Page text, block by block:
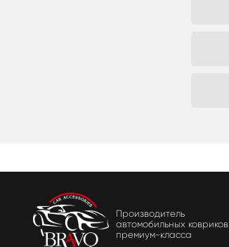
Производитель
автомобильных ковриков
премиум-класса